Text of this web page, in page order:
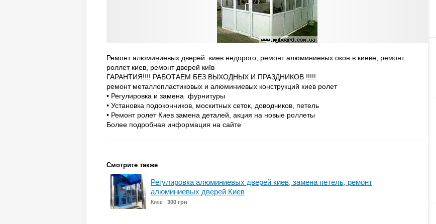
Ремонт алюминиевых дверей киев недорого, ремонт алюминиевых окон в киеве, ремонт
роллет киев, ремонт дверей київ
ГАРАНТИЯ!!!! РАБОТАЕМ БЕЗ ВЫХОДНЫХ И ПРАЗДНИКОВ !!!!!
ремонт металлопластиковых и алюминиевых конструкций киев ролет
• Регулировка и замена фурнитуры
• Установка подоконников, москитных сеток, доводчиков, петель
• Ремонт ролет Киев замена деталей, акция на новые роллеты
Более подробная информация на сайте
Смотрите также
Регулировка алюминиевых дверей киев, замена петель, ремонт
алюминиевых дверей Киев
Киев 300 грн